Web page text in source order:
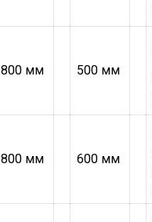
800 мм 500 мм
800 мм 600 мм